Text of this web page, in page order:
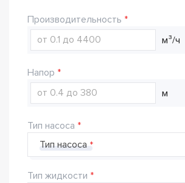
Производительность
м³/ч
Напор
м
Тип насоса
Тип насоса
Тип жидкости